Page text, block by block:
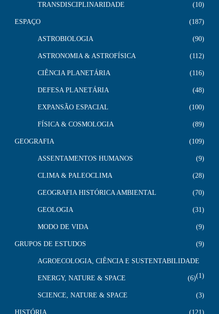
TRANSDISCIPLINARIDADE 10
ESPAÇO 187
ASTROBIOLOGIA 90
ASTRONOMIA & ASTROFÍSICA 112
CIÊNCIA PLANETÁRIA 116
DEFESA PLANETÁRIA 48
EXPANSÃO ESPACIAL 100
FÍSICA & COSMOLOGIA 89
GEOGRAFIA 109
ASSENTAMENTOS HUMANOS 9
CLIMA & PALEOCLIMA 28
GEOGRAFIA HISTÓRICA AMBIENTAL 70
GEOLOGIA 31
MODO DE VIDA 9
GRUPOS DE ESTUDOS 9
AGROECOLOGIA, CIÊNCIA E SUSTENTABILIDADE
1
ENERGY, NATURE & SPACE 6
SCIENCE, NATURE & SPACE 3
HISTÓRIA 121